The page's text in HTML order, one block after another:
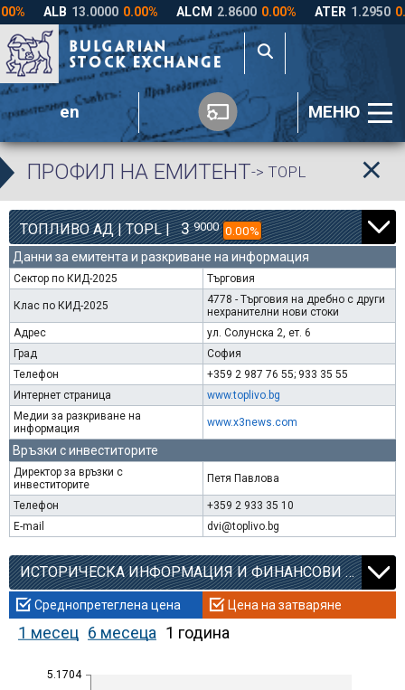
en МЕНЮ
ПРОФИЛ НА ЕМИТЕНТ-> TOPL
ТОПЛИВО АД | TOPL | 3 9000 0.00%
Данни за емитента и разкриване на информация
Сектор по КИД-2025 Търговия
Клас по КИД-2025
4778 - Търговия на дребно с други
нехранителни нови стоки
Адрес
ул. Солунска 2, ет. 6
Град
София
Телефон
+359 2 987 76 55; 933 35 55
Интернет страница
www.toplivo.bg
Медии за разкриване на
информация
www.x3news.com
Връзки с инвеститорите
Директор за връзки с
инвеститорите
Петя Павлова
Телефон
+359 2 933 35 10
E-mail
dvi@toplivo.bg
ИСТОРИЧЕСКА ИНФОРМАЦИЯ И ФИНАНСОВИ КОЕФИЦИЕНТИ
Среднопретеглена цена Цена на затваряне
1 месец 6 месеца 1 година
5.1704